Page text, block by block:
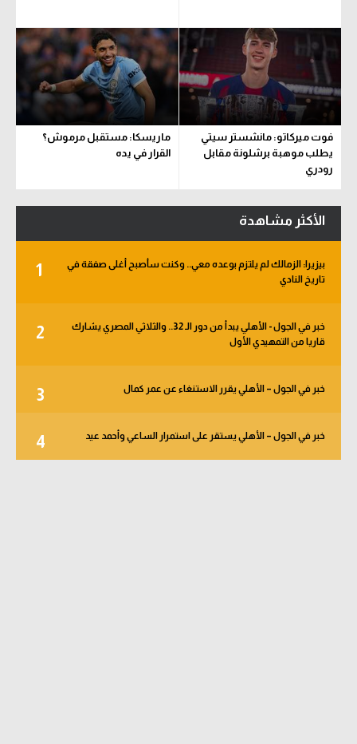
فوت ميركاتو: مانشستر سيتي
يطلب موهبة برشلونة مقابل
رودري
ماريسكا: مستقبل مرموش؟
القرار في يده
الأكثر مشاهدة
1
بيزيرا: الزمالك لم يلتزم بوعده معي.. وكنت سأصبح أغلى صفقة في
تاريخ النادي
2
خبر في الجول - الأهلي يبدأ من دور الـ 32.. والثلاثي المصري يشارك
قاريا من التمهيدي الأول
3 خبر في الجول – الأهلي يقرر الاستنغاء عن عمر كمال
4 خبر في الجول – الأهلي يستقر على استمرار الساعي وأحمد عيد